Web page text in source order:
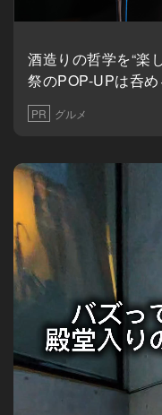
酒造りの哲学を“楽
祭のPOP-UPは呑
PR グルメ